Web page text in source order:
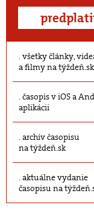
všetky články,
a filmy na týždeň.sk
časopis v iOS a
aplikácii
archív časopisu
na týždeň.sk
aktuálne vydanie
časopisu na